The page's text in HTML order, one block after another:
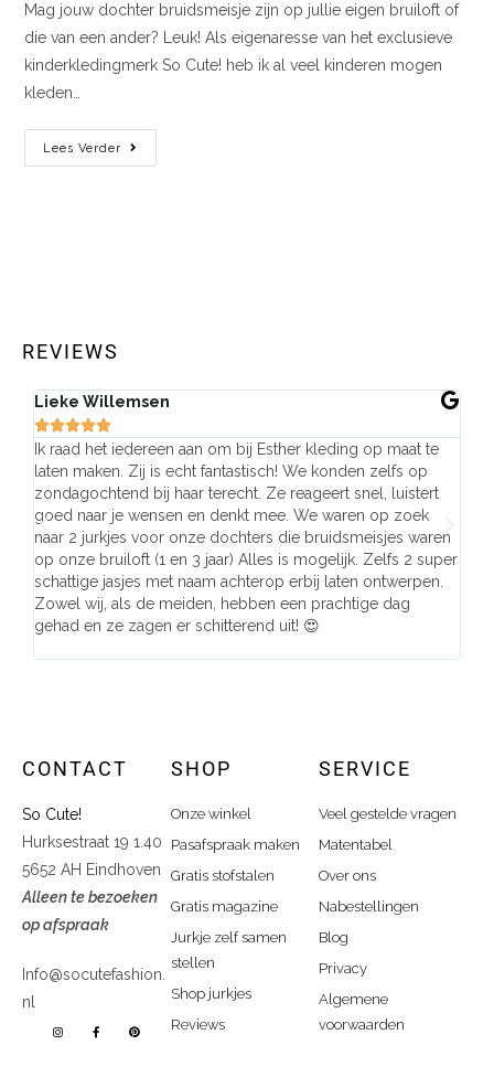
Mag jouw dochter bruidsmeisje zijn op jullie eigen bruiloft of
die van een ander? Leuk! Als eigenaresse van het exclusieve
kinderkledingmerk So Cute! heb ik al veel kinderen mogen
kleden…
Lees Verder
REVIEWS
Lieke Willemsen

Ik raad het iedereen aan om bij Esther kleding op maat te
laten maken. Zij is echt fantastisch! We konden zelfs op
zondagochtend bij haar terecht. Ze reageert snel, luistert
goed naar je wensen en denkt mee. We waren op zoek
naar 2 jurkjes voor onze dochters die bruidsmeisjes waren
op onze bruiloft (1 en 3 jaar) Alles is mogelijk. Zelfs 2 super
schattige jasjes met naam achterop erbij laten ontwerpen.
Zowel wij, als de meiden, hebben een prachtige dag
gehad en ze zagen er schitterend uit! 😍
CONTACT
So Cute!
Hurksestraat 19 1.40
5652 AH Eindhoven
Alleen te bezoeken
op afspraak
Info@socutefashion.
nl
SHOP
Onze winkel
Pasafspraak maken
Gratis stofstalen
Gratis magazine
Jurkje zelf samen
stellen
Shop jurkjes
Reviews
SERVICE
Veel gestelde vragen
Matentabel
Over ons
Nabestellingen
Blog
Privacy
Algemene
voorwaarden